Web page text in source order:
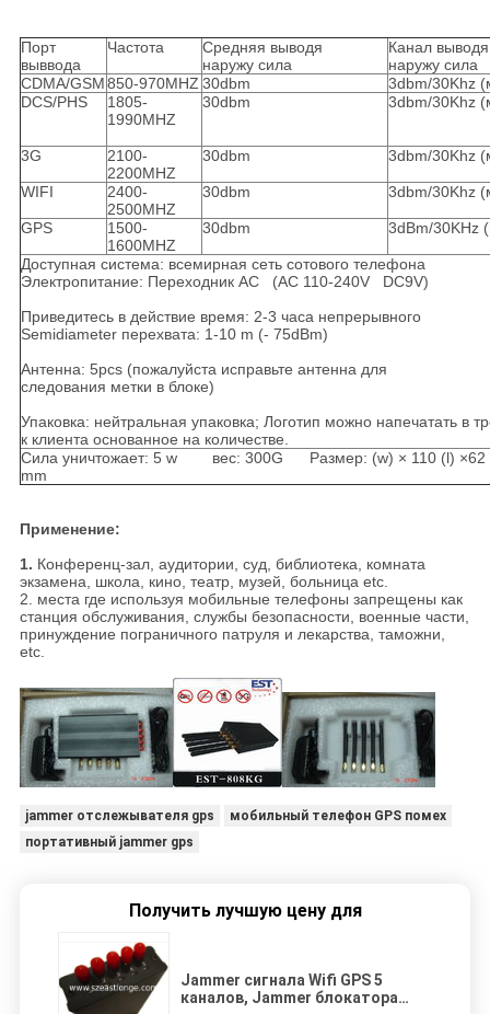
Порт
выввода
Частота
Средняя выводя
наружу сила
Канал выводя
наружу сила
CDMA/GSM850-970MHZ 30dbm
3dbm/30Khz
DCS/PHS
1805-
1990MHZ
30dbm 3dbm/30Khz
3G
2100-
2200MHZ
30dbm 3dbm/30Khz
WIFI
2400-
2500MHZ
30dbm 3dbm/30Khz
GPS
1500-
1600MHZ
30dbm 3dBm/30KHz
Доступная система: всемирная сеть сотового телефона
Электропитание: Переходник AC (AC 110-240V DC9V)
Приведитесь в действие время: 2-3 часа непрерывного
Semidiameter перехвата: 1-10 m (- 75dBm)
Антенна: 5pcs (пожалуйста исправьте антенна для
следования метки в блоке)
Упаковка: нейтральная упаковка; Логотип можно напечатать в
к клиента основанное на количестве.
Сила уничтожает: 5 w вес: 300G Размер: (w) × 110 (l) ×62
mm
Применение:
1. Конференц-зал, аудитории, суд, библиотека, комната
экзамена, школа, кино, театр, музей, больница etc.
2. места где используя мобильные телефоны запрещены как
станция обслуживания, службы безопасности, военные части,
принуждение пограничного патруля и лекарства, таможни,
etc.
jammer отслежывателя gps
мобильный телефон GPS помех
портативный jammer gps
Получить лучшую цену для
Jammer сигнала Wifi GPS 5
каналов, Jammer блокатора